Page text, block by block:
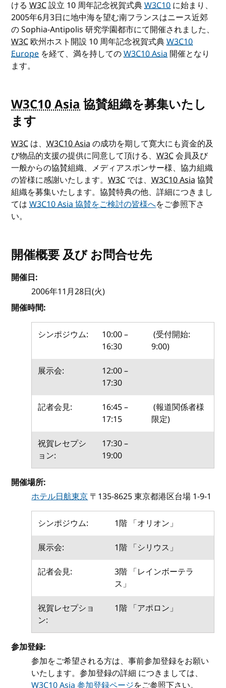
けるW3C設立 10 周年記念祝賀式典W3C10に始まり、
2005年6月3日に地中海を望む南フランスはニース近郊
の Sophia-Antipolis 研究学園都市にて開催されました、
W3C 欧州ホスト開設 10 周年記念祝賀式典W3C10
Europeを経て、満を持してのW3C10 Asia開催となり
ます。
W3C10 Asia協賛組織を募集いたし
ます
W3C は、W3C10 Asia の成功を期して寛大にも資金的及
び物品的支援の提供に同意して頂ける、W3C会員及び
一般からの協賛組織、メディアスポンサー様、協力組織
の皆様に感謝いたします。W3C では、W3C10 Asia 協賛
組織を募集いたします。協賛特典の他、詳細につきまし
てはW3C10 Asia協賛をご検討の皆様へをご参照下さ
い。
開催概要 及び お問合せ先
開催日:
2006年11月28日(火)
開催時間:
シンポジウム:
10:00 –
16:30
(受付開始:
9:00)
展示会:
12:00 –
17:30
記者会見:
16:45 –
17:15
(報道関係者様
限定)
祝賀レセプシ
ョン:
17:30 –
19:00
開催場所:
ホテル日航東京〒135-8625 東京都港区台場 1-9-1
シンポジウム:
1階 「オリオン」
展示会:
1階 「シリウス」
記者会見:
3階 「レインボーテラ
ス」
祝賀レセプショ
ン:
1階 「アポロン」
参加登録:
参加をご希望される方は、事前参加登録をお願い
いたします。参加登録の詳細 につきましては、
W3C10 Asia参加登録ページをご参照下さい。